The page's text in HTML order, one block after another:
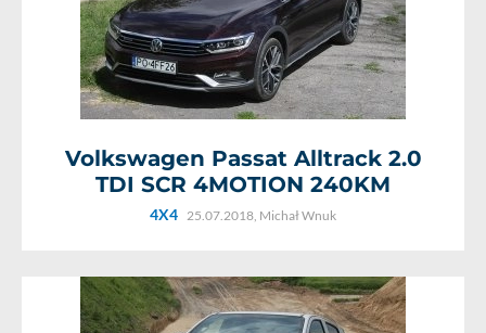
Volkswagen Passat Alltrack 2.0
TDI SCR 4MOTION 240KM
4X4 25.07.2018, Michał Wnuk